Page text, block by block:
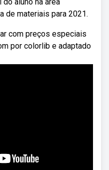
de materiais para 2021.
com preços especiais
por colorlib e adaptado